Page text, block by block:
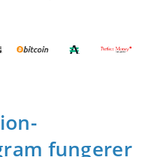
fungerer